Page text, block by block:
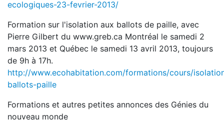
ecologiques-23-fevrier-2013/
Formation sur l'isolation aux ballots de paille, avec
Pierre Gilbert du www.greb.ca Montréal le samedi 2
mars 2013 et Québec le samedi 13 avril 2013, toujours
de 9h à 17h.
http://www.ecohabitation.com/formations/cours/
ballots-paille
Formations et autres petites annonces des Génies du
nouveau monde